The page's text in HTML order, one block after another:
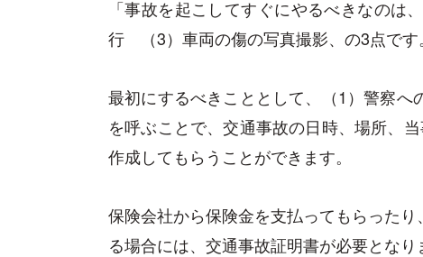
「事故を起こしてすぐにやるべきなの
行 （3）車両の傷の写真撮影、の3点です。
最初にするべきこととして、（1）警察
を呼ぶことで、交通事故の日時、場所、
作成してもらうことができます。
保険会社から保険金を支払ってもらった
る場合には、交通事故証明書が必要とな